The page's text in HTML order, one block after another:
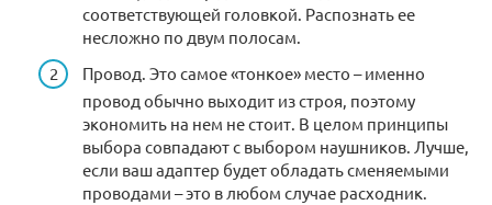
соответствующей головкой. Распознать ее
несложно по двум полосам.
Провод. Это самое «тонкое» место – именно
провод обычно выходит из строя, поэтому
экономить на нем не стоит. В целом принципы
выбора совпадают с выбором наушников. Лучше,
если ваш адаптер будет обладать сменяемыми
проводами – это в любом случае расходник.